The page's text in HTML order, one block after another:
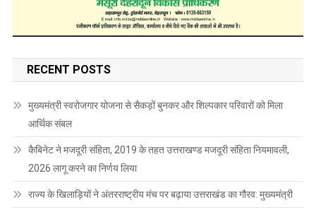
RECENT POSTS
मुख्यमंत्री स्वरोजगार योजना से सैकड़ों बुनकर और शिल्पकार परिवारों को मिला
आर्थिक संबल
कैबिनेट ने मजदूरी संहिता, 2019 के तहत उत्तराखण्ड मजदूरी संहिता नियमावली,
2026 लागू करने का निर्णय लिया
राज्य के खिलाड़ियों ने अंतरराष्ट्रीय मंच पर बढ़ाया उत्तराखंड का गौरव: मुख्यमंत्री